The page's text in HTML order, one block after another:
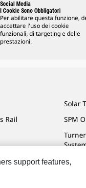
Social Media
I Cookie Sono Obbligatori
Per abilitare questa funzione,
accettare l'uso dei cookie
funzionali, di targeting e delle
prestazioni.
Rail
Solar
SPM
support features,